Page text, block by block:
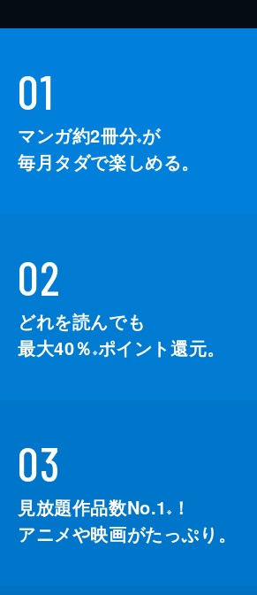
01
マンガ約2冊分※が
毎月タダで楽しめる。
02
どれを読んでも
最大40％ ※ポイント還元。
03
見放題作品数No.1 ※
！
アニメや映画がたっぷり。